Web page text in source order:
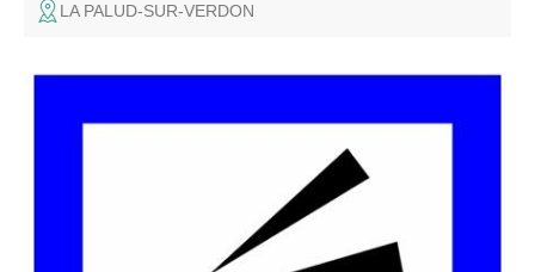
LA PALUD-SUR-VERDON
Le Belvédère du Pas de Bau est un peu caché, non loin
de la route... C'est le dernier avant la zone en sens
unique et c'est le plus haut en altitude de tous .